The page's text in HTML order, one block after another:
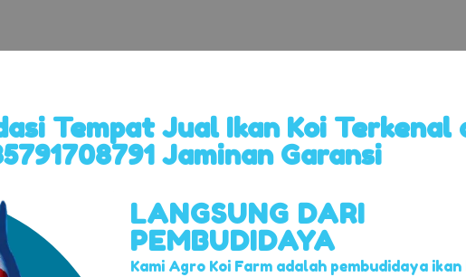
Tempat Jual Ikan Koi Terkenal
Jaminan Garansi
LANGSUNG DARI
PEMBUDIDAYA
Kami Agro Koi Farm adalah pembudidaya ikan